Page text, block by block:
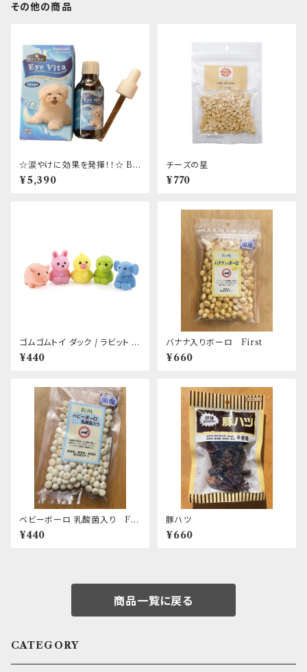
その他の商品
☆涙やけに効果を発揮！！☆ BL
UE BAY Eye Vita Drops 30
ml アイビタ 日本正規代理店取
¥5,390
チーズの星
¥770
ゴムゴムトイ ダック / ラビット /
ピッグ / エレファント / カッパ
¥440
バナナ入りボーロ First
¥660
ベビーボーロ 乳酸菌入り Fir
st
¥440
豚ハツ
¥660
商品一覧に戻る
CATEGORY